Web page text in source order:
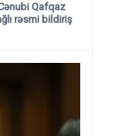
Qafqaz
rəsmi bildiriş